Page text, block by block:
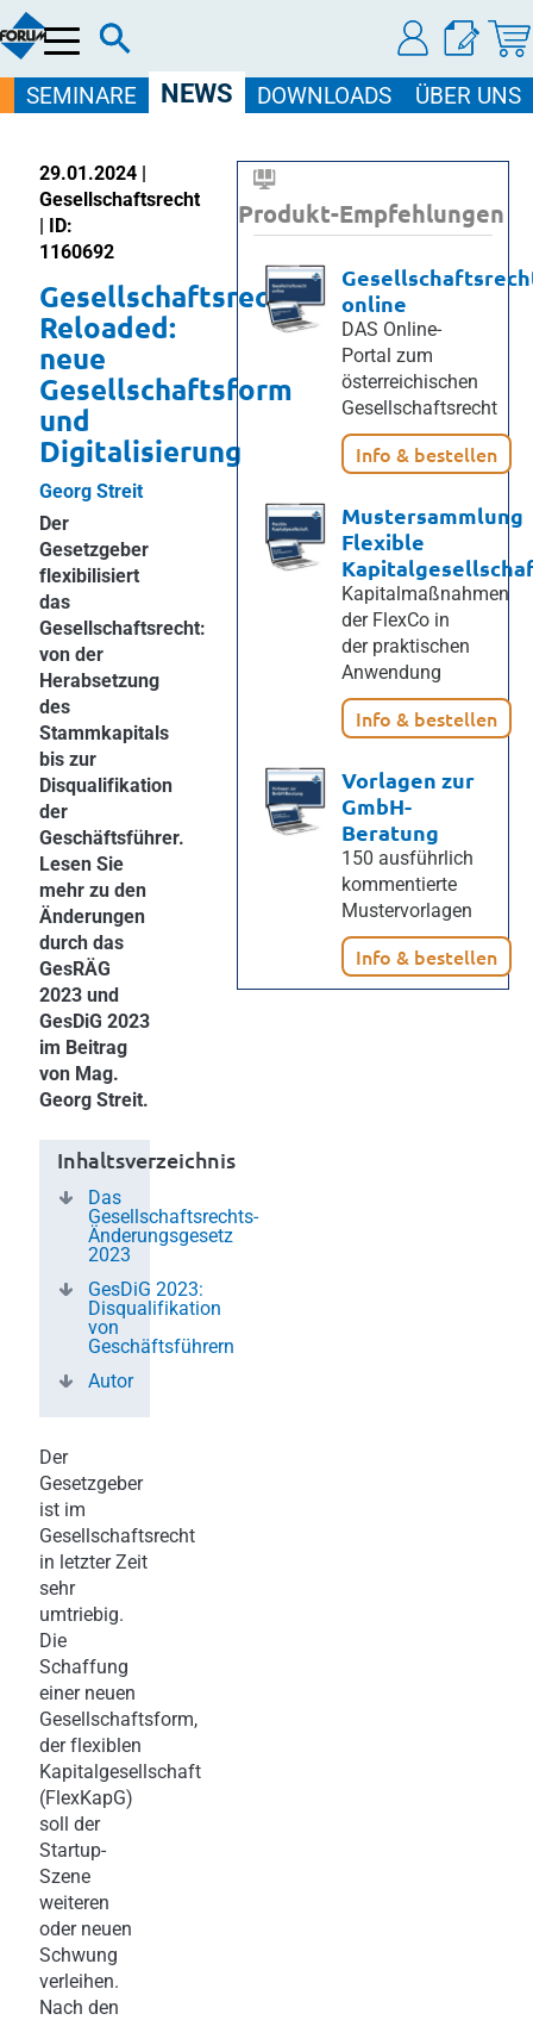
Menü
SEMINARE NEWS DOWNLOADS ÜBER UNS
29.01.2024 |
Gesellschaftsrecht
| ID:
1160692
Gesellschaftsrecht
Reloaded:
neue
Gesellschaftsform
und
Digitalisierung
Georg Streit
Der
Gesetzgeber
flexibilisiert
das
Gesellschaftsrecht:
von der
Herabsetzung
des
Stammkapitals
bis zur
Disqualifikation
der
Geschäftsführer.
Lesen Sie
mehr zu den
Änderungen
durch das
GesRÄG
2023 und
GesDiG 2023
im Beitrag
von Mag.
Georg Streit.
Inhaltsverzeichnis
Das
Gesellschaftsrechts-
Änderungsgesetz
2023
GesDiG 2023:
Disqualifikation
von
Geschäftsführern
Autor
Der
Gesetzgeber
ist im
Gesellschaftsrecht
in letzter Zeit
sehr
umtriebig.
Die
Schaffung
einer neuen
Gesellschaftsform,
der flexiblen
Kapitalgesellschaft
(FlexKapG)
soll der
Startup-
Szene
weiteren
oder neuen
Schwung
verleihen.
Nach den
Produkt-Empfehlungen
online
DAS Online-
Portal zum
österreichischen
Gesellschaftsrecht
Info & bestellen
Mustersammlung
Flexible
Kapitalmaßnahmen
der FlexCo in
der praktischen
Anwendung
Info & bestellen
Vorlagen zur
GmbH-
Beratung
150 ausführlich
kommentierte
Mustervorlagen
Info & bestellen